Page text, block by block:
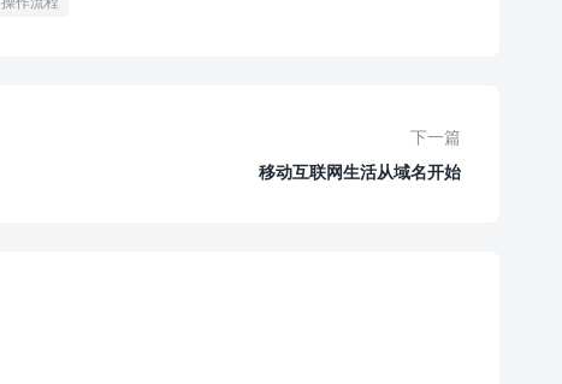
下一篇
移动互联网生活从域名开始